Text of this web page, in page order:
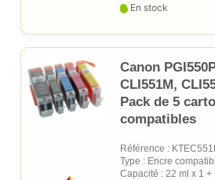
En stock
Canon
CLI551M,
Pack de 5
compatibles
Référence :
Type : Encre
Capacité : 22 ml x 1 +